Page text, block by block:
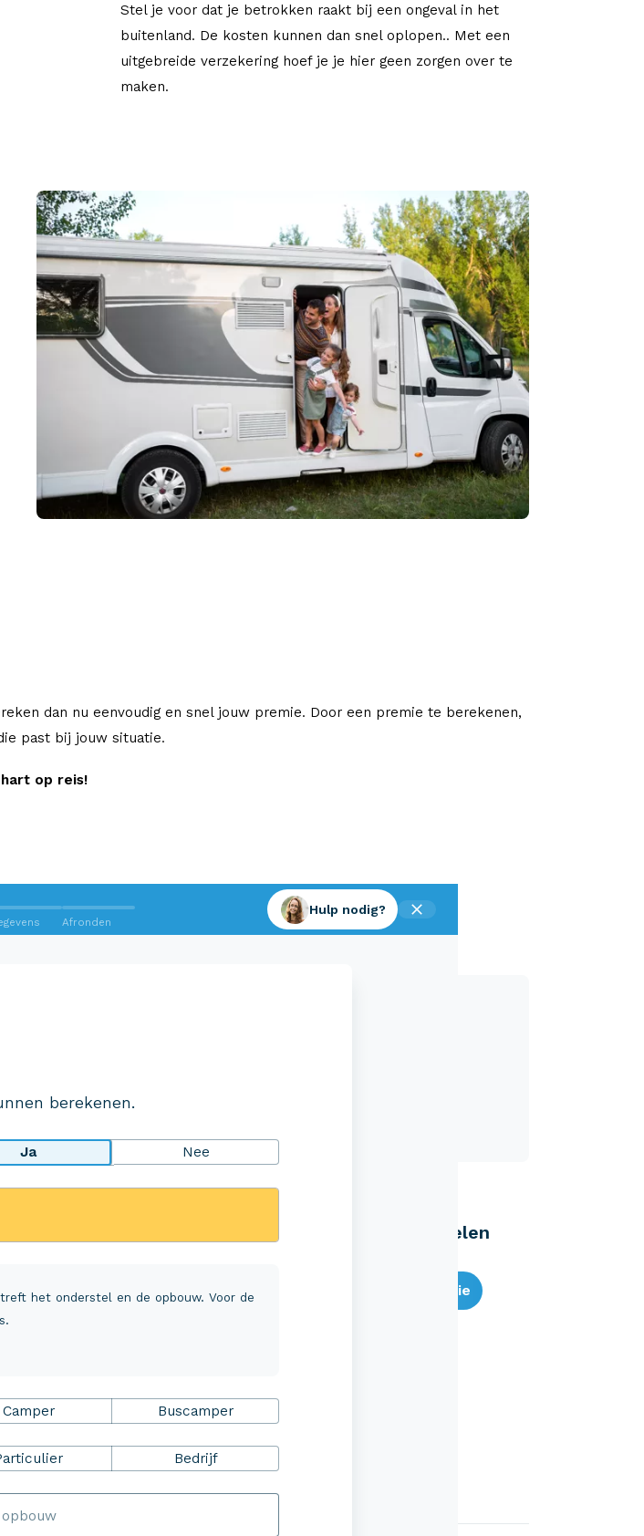
Stel je voor dat je betrokken raakt bij een ongeval in het
buitenland. De kosten kunnen dan snel oplopen.. Met een
uitgebreide verzekering hoef je je hier geen zorgen over te
maken.
dan nu eenvoudig en snel jouw premie. Door een premie te berekenen,
past bij jouw situatie.
op reis!
Afronden
Hulp nodig?
berekenen.
Ja Nee
het onderstel en de opbouw. Voor de
Camper Buscamper
Bedrijf
zeggen
Schade melden
Aveco Alarmcentrale
Eenvoudig zelf regelen
Bereken je premie